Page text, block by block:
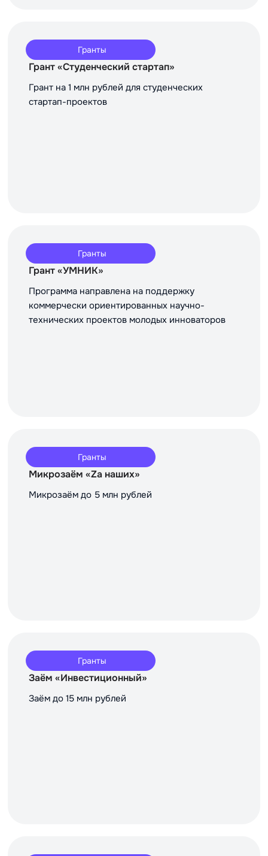
Гранты
Грант «Студенческий стартап»
Грант на 1 млн рублей для студенческих
стартап-проектов
Гранты
Грант «УМНИК»
Программа направлена на поддержку
коммерчески ориентированных научно-
технических проектов молодых инноваторов
Гранты
Микрозаём «Za наших»
Микрозаём до 5 млн рублей
Гранты
Заём «Инвестиционный»
Заём до 15 млн рублей